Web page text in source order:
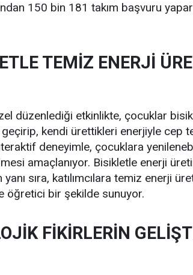
150 bin 181 takım başvuru
TEMİZ ENERJİ
düzenlediği etkinlikte, çocuklar
kendi ürettikleri enerjiyle cep
deneyimle, çocuklara
amaçlanıyor. Bisikletle enerji
sıra, katılımcılara temiz enerji
öğretici bir şekilde sunuyor.
FİKİRLERİN